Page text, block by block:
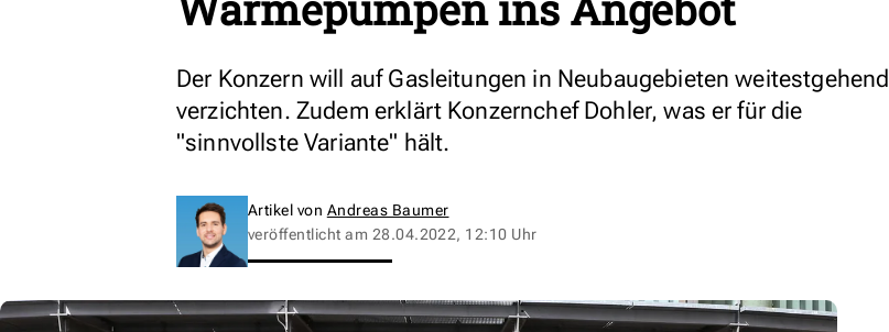
Der Konzern will auf Gasleitungen in Neubaugebieten weitestgehend
verzichten. Zudem erklärt Konzernchef Dohler, was er für die
"sinnvollste Variante" hält.
Artikel von Andreas Baumer
veröffentlicht am 28.04.2022, 12:10 Uhr